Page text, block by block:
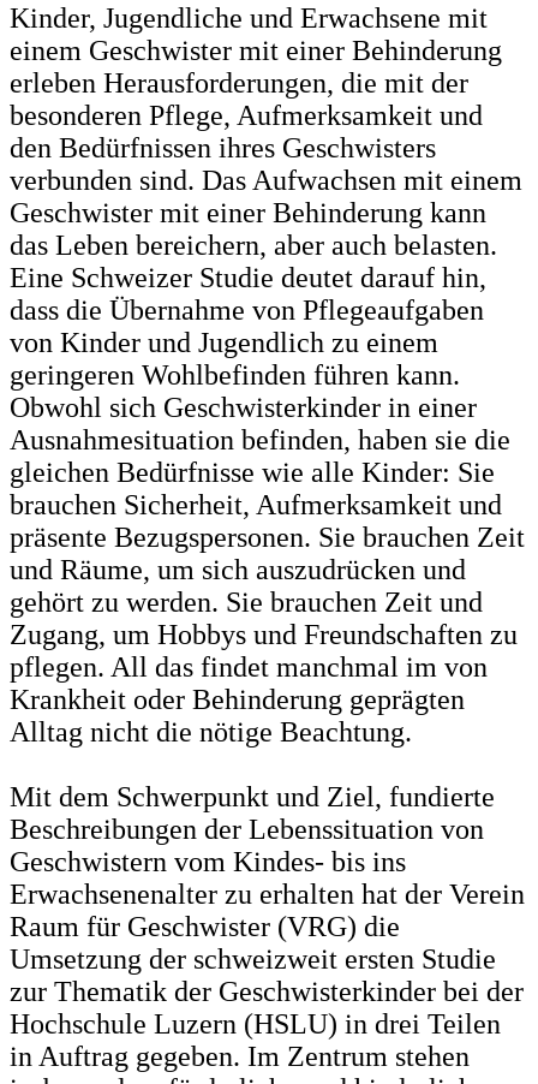
Kinder, Jugendliche und Erwachsene mit
einem Geschwister mit einer Behinderung
erleben Herausforderungen, die mit der
besonderen Pflege, Aufmerksamkeit und
den Bedürfnissen ihres Geschwisters
verbunden sind. Das Aufwachsen mit einem
Geschwister mit einer Behinderung kann
das Leben bereichern, aber auch belasten.
Eine Schweizer Studie deutet darauf hin,
dass die Übernahme von Pflegeaufgaben
von Kinder und Jugendlich zu einem
geringeren Wohlbefinden führen kann.
Obwohl sich Geschwisterkinder in einer
Ausnahmesituation befinden, haben sie die
gleichen Bedürfnisse wie alle Kinder: Sie
brauchen Sicherheit, Aufmerksamkeit und
präsente Bezugspersonen. Sie brauchen Zeit
und Räume, um sich auszudrücken und
gehört zu werden. Sie brauchen Zeit und
Zugang, um Hobbys und Freundschaften zu
pflegen. All das findet manchmal im von
Krankheit oder Behinderung geprägten
Alltag nicht die nötige Beachtung.
Mit dem Schwerpunkt und Ziel, fundierte
Beschreibungen der Lebenssituation von
Geschwistern vom Kindes- bis ins
Erwachsenenalter zu erhalten hat der Verein
Raum für Geschwister (VRG) die
Umsetzung der schweizweit ersten Studie
zur Thematik der Geschwisterkinder bei der
Hochschule Luzern (HSLU) in drei Teilen
in Auftrag gegeben. Im Zentrum stehen